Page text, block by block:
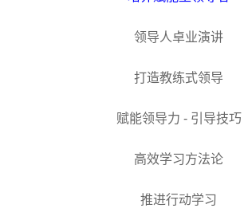
领导人卓业演讲
打造教练式领导
赋能领导力 - 引导技巧
高效学习方法论
推进行动学习